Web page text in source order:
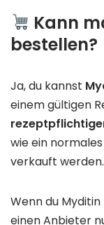
Kann
bestellen?
Ja, du kannst
einem gültigen
wie ein
verkauft werden.
Wenn du
einen Anbieter